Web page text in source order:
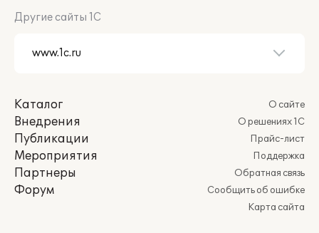
Другие сайты 1С
Каталог
Внедрения
Публикации
Мероприятия
Партнеры
Форум
О сайте
О решениях 1С
Прайс-лист
Поддержка
Обратная связь
Сообщить об ошибке
Карта сайта